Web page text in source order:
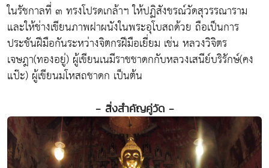
ในรัชกาลที่ ๓ ทรงโปรดเกล้าฯ ให้ปฏิสังขรณ์วัดสุวรรณาราม
และให้ช่างเขียนภาพฝาผนังในพระอุโบสถด้วย ถือเป็นการ
ประชันฝีมือกันระหว่างจิตกรฝีมือเยี่ยม เช่น หลวงวิจิตร
เจษฎา(ทองอยู่) ผู้เขียนเนมีราชชาดกกับหลวงเสนีย์บริรักษ์(คง
แป๊ะ) ผู้เขียนมโหสถชาดก เป็นต้น
- สิ่งสำคัญคู่วัด -